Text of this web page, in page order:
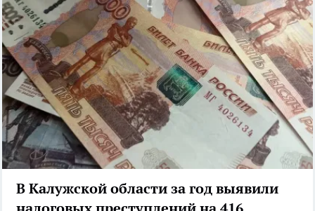
В Калужской области за год выявили